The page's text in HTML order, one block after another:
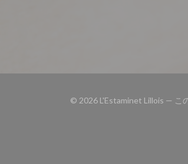
© 2026 L'Estaminet Lillois — こ